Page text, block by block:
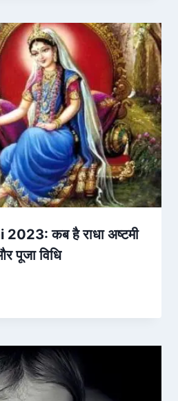
कब है राधा अष्टमी
पूजा विधि